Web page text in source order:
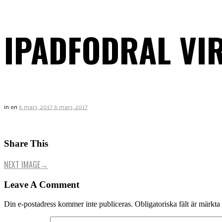
IPADFODRAL
in on 6 mars, 20176 mars, 2017
Share This
NEXT IMAGE→
Leave A Comment
Din e-postadress kommer inte publiceras. Obligatoriska fält är märkta